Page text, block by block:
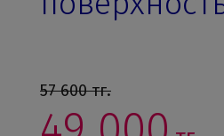
57 600тг.